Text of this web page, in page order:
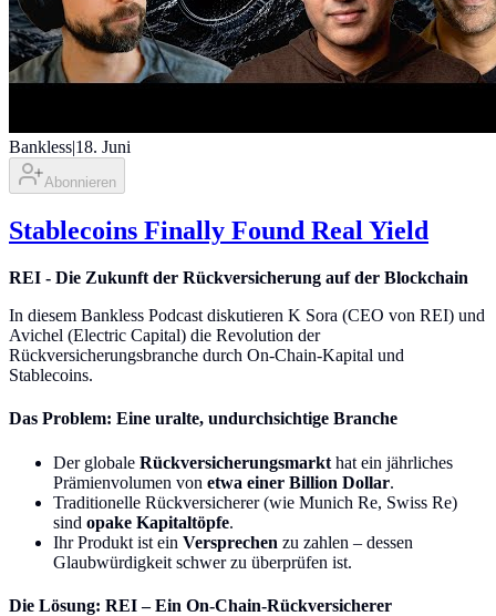
Bankless|18. Juni
Abonnieren
Stablecoins Finally Found Real Yield
REI - Die Zukunft der Rückversicherung auf der Blockchain
In diesem Bankless Podcast diskutieren K Sora (CEO von REI) und
Avichel (Electric Capital) die Revolution der
Rückversicherungsbranche durch On-Chain-Kapital und
Stablecoins.
Das Problem: Eine uralte, undurchsichtige Branche
Der globale Rückversicherungsmarkt hat ein jährliches
Prämienvolumen von etwa einer Billion Dollar.
Traditionelle Rückversicherer (wie Munich Re, Swiss Re)
sind opake Kapitaltöpfe.
Ihr Produkt ist ein Versprechen zu zahlen – dessen
Glaubwürdigkeit schwer zu überprüfen ist.
Die Lösung: REI – Ein On-Chain-Rückversicherer